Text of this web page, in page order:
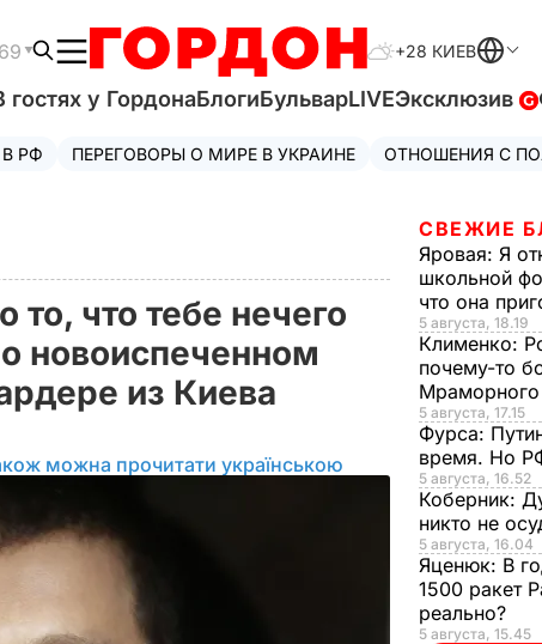
+28 КИЕВ
гостях у ГордонаБлогиБульварLIVEЭксклюзив
РФ ПЕРЕГОВОРЫ О МИРЕ В УКРАИНЕ ОТНОШЕНИЯ С
что тебе нечего
новоиспеченном
из Киева
можна прочитати українською
СВЕЖИЕ
Яровая: Я
школьной
что она
5 августа, 18.19
Клименко:
почему-то
5 августа, 17.15
Фурса:
время. Но
5 августа, 16.52
Коберник:
никто не
5 августа, 16.04
Яценюк: В
1500 ракет
реально?
5 августа, 15.45